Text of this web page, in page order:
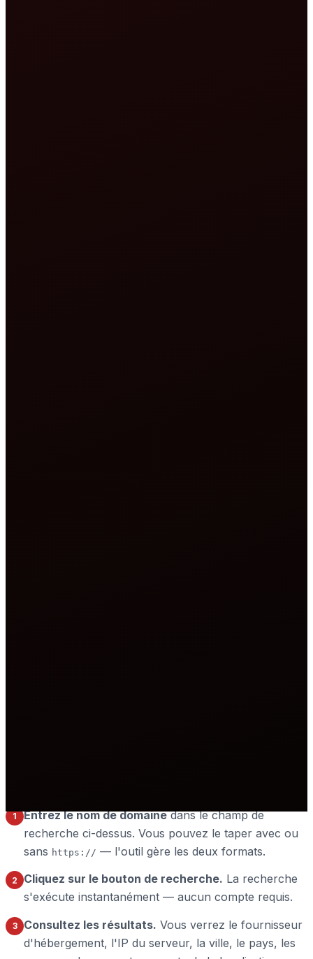
1 Entrez le nom de domainedans le champ de
recherche ci-dessus. Vous pouvez le taper avec ou
sans https:// — l'outil gère les deux formats.
2 Cliquez sur le bouton de recherche. La recherche
s'exécute instantanément — aucun compte requis.
3 Consultez les résultats. Vous verrez le fournisseur
d'hébergement, l'IP du serveur, la ville, le pays, les